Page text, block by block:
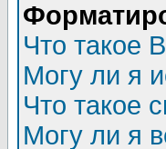
Что такое
Могу ли я
Что такое
Могу ли я